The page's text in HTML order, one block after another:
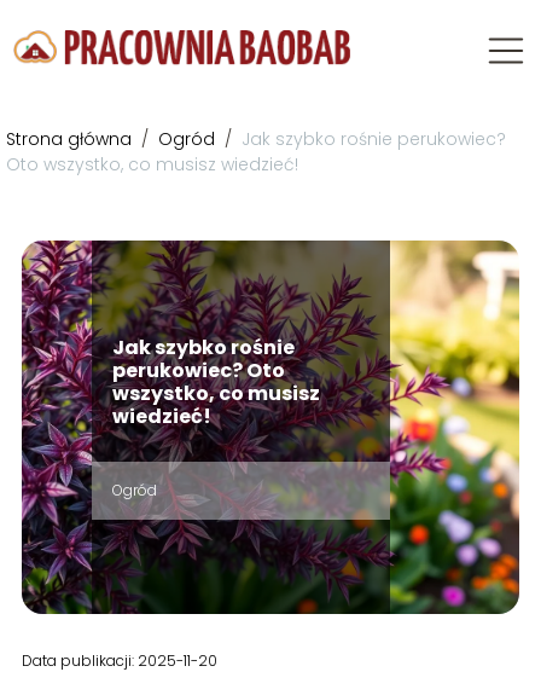
Strona główna / Ogród / Jak szybko rośnie perukowiec?
Oto wszystko, co musisz wiedzieć!
Jak szybko rośnie
perukowiec? Oto
wszystko, co musisz
wiedzieć!
Ogród
Data publikacji: 2025-11-20